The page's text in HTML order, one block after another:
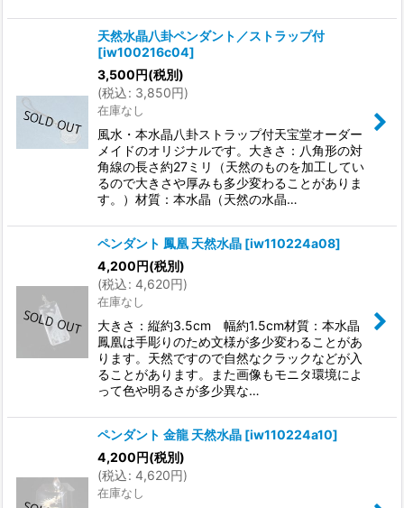
天然水晶八卦ペンダント／ストラップ付
[iw100216c04]
3,500円(税別)
(税込: 3,850円)
在庫なし
風水・本水晶八卦ストラップ付天宝堂オーダー
メイドのオリジナルです。大きさ：八角形の対
角線の長さ約27ミリ（天然のものを加工してい
るので大きさや厚みも多少変わることがありま
す。）材質：本水晶（天然の水晶…
ペンダント 鳳凰 天然水晶 [iw110224a08]
4,200円(税別)
(税込: 4,620円)
在庫なし
大きさ：縦約3.5cm 幅約1.5cm材質：本水晶
鳳凰は手彫りのため文様が多少変わることがあ
ります。天然ですので自然なクラックなどが入
ることがあります。また画像もモニタ環境によ
って色や明るさが多少異な…
ペンダント 金龍 天然水晶 [iw110224a10]
4,200円(税別)
(税込: 4,620円)
在庫なし